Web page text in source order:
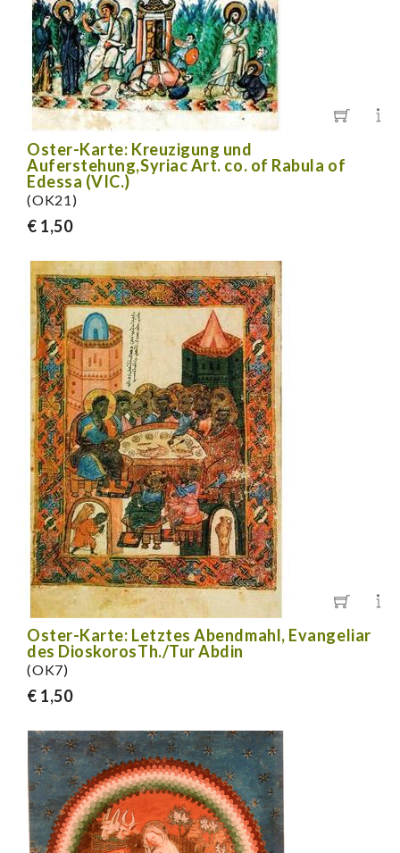
Oster-Karte: Kreuzigung und
Auferstehung,Syriac Art. co. of Rabula of
Edessa (VIC.)
(OK21)
€ 1,50
Oster-Karte: Letztes Abendmahl, Evangeliar
des DioskorosTh./Tur Abdin
(OK7)
€ 1,50